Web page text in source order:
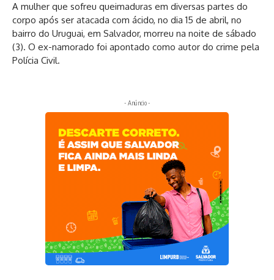
A mulher que sofreu queimaduras em diversas partes do
corpo após ser atacada com ácido, no dia 15 de abril, no
bairro do Uruguai, em Salvador, morreu na noite de sábado
(3). O ex-namorado foi apontado como autor do crime pela
Polícia Civil.
- Anúncio -